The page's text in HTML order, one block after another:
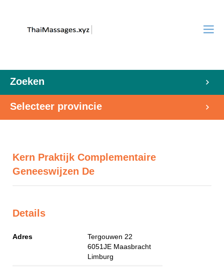
Zoeken
Selecteer provincie
Kern Praktijk Complementaire
Geneeswijzen De
Details
Adres
Tergouwen 22
6051JE Maasbracht
Limburg